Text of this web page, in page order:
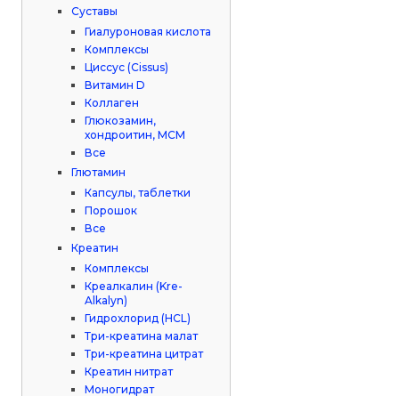
Суставы
Гиалуроновая кислота
Комплексы
Циссус (Cissus)
Витамин D
Коллаген
Глюкозамин,
хондроитин, МСМ
Все
Глютамин
Капсулы, таблетки
Порошок
Все
Креатин
Комплексы
Креалкалин (Kre-
Alkalyn)
Гидрохлорид (HCL)
Три-креатина малат
Три-креатина цитрат
Креатин нитрат
Моногидрат